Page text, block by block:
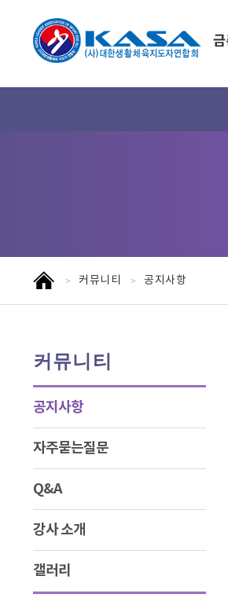
홈 커뮤니티 공지사항
커뮤니티
공지사항
자주묻는질문
Q&A
강사 소개
갤러리